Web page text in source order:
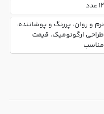
12 عدد
نرم و روان، پررنگ و پوشاننده،
طراحی ارگونومیک، قیمت
مناسب